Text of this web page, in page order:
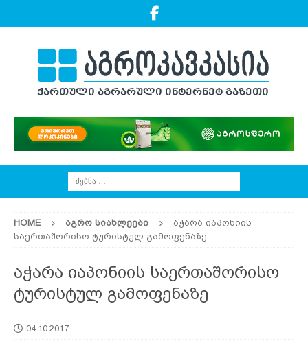
HOME ᲐᲒᲠᲝ ᲡᲘᲐᲮᲚᲔᲔᲑᲘ
აჭარა იაპონიის
საერთაშორისო ტურისტულ გამოფენაზე
აჭარა იაპონიის საერთაშორისო
ტურისტულ გამოფენაზე
04.10.2017